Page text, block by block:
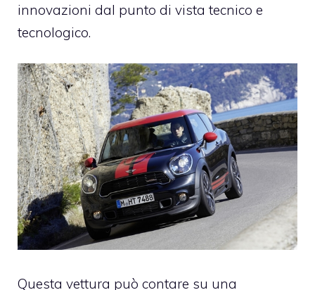
innovazioni dal punto di vista tecnico e
tecnologico.
Questa vettura può contare su una